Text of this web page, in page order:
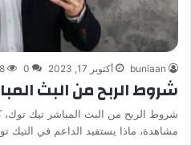
buniaan أكتوبر 17, 2023 0
شروط الربح من البث
مشاهدة، ماذا يستفيد الداعم في التيك